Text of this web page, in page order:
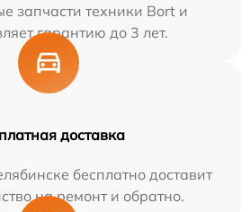
запчасти техники Bort и
гарантию до 3 лет.
доставка
бесплатно доставит
на ремонт и обратно.